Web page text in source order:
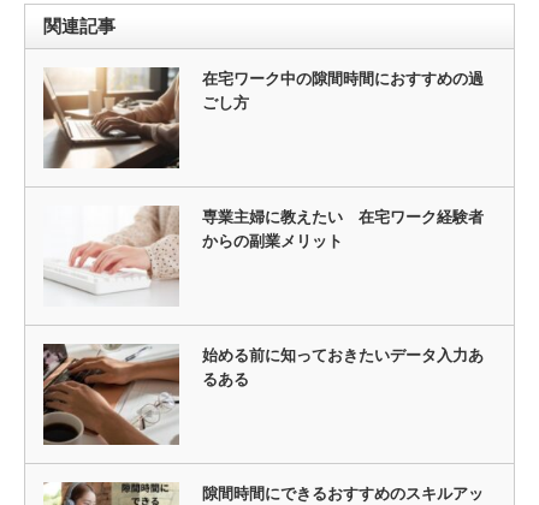
関連記事
在宅ワーク中の隙間時間におすすめの過
ごし方
専業主婦に教えたい 在宅ワーク経験者
からの副業メリット
始める前に知っておきたいデータ入力あ
るある
隙間時間にできるおすすめのスキルアッ